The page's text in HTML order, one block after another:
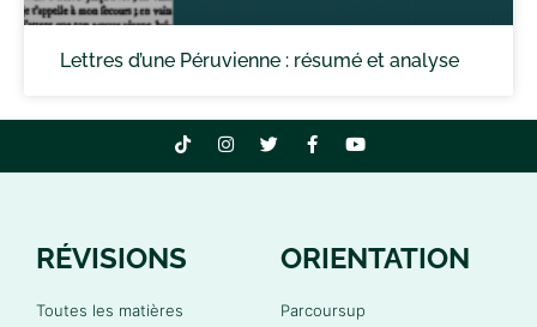
Lettres d’une Péruvienne : résumé et analyse
RÉVISIONS
Toutes les matières
ORIENTATION
Parcoursup